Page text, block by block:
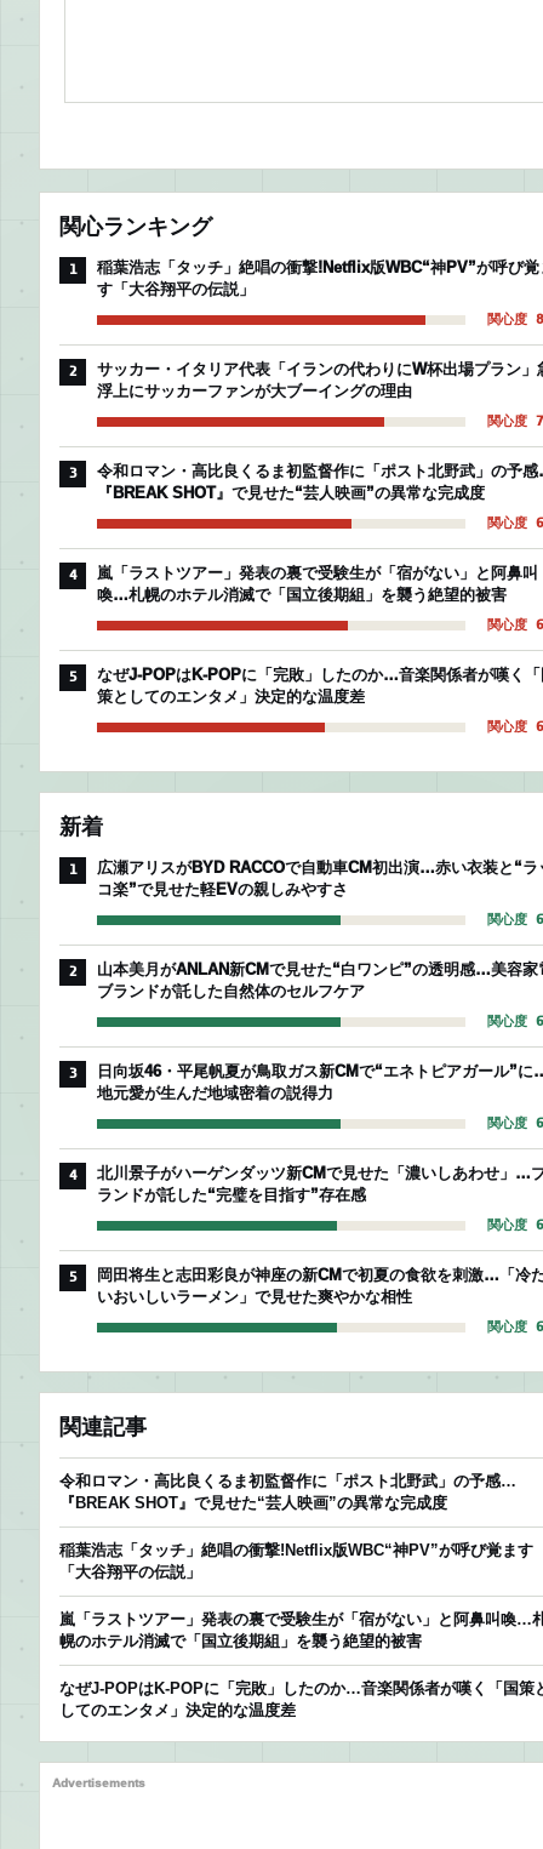
関心ランキング
1
稲葉浩志「タッチ」絶唱の衝撃!Netflix版WBC“神PV”が呼び覚
す「大谷翔平の伝説」
関心度
2
サッカー・イタリア代表「イランの代わりにW杯出場プラン」
浮上にサッカーファンが大ブーイングの理由
関心度
3
令和ロマン・高比良くるま初監督作に「ポスト北野武」の予
『BREAK SHOT』で見せた“芸人映画”の異常な完成度
関心度
4
嵐「ラストツアー」発表の裏で受験生が「宿がない」と阿鼻叫
喚…札幌のホテル消滅で「国立後期組」を襲う絶望的被害
関心度
5
なぜJ-POPはK-POPに「完敗」したのか…音楽関係者が嘆く
策としてのエンタメ」決定的な温度差
関心度
新着
1
広瀬アリスがBYD RACCOで自動車CM初出演…赤い衣装と“ラ
コ楽”で見せた軽EVの親しみやすさ
関心度
2
山本美月がANLAN新CMで見せた“白ワンピ”の透明感…美容家
ブランドが託した自然体のセルフケア
関心度
3
日向坂46・平尾帆夏が鳥取ガス新CMで“エネトピアガール”に
地元愛が生んだ地域密着の説得力
関心度
4
北川景子がハーゲンダッツ新CMで見せた「濃いしあわせ」…
ランドが託した“完璧を目指す”存在感
関心度
5
岡田将生と志田彩良が神座の新CMで初夏の食欲を刺激…「冷
いおいしいラーメン」で見せた爽やかな相性
関心度
関連記事
令和ロマン・高比良くるま初監督作に「ポスト北野武」の予感…
『BREAK SHOT』で見せた“芸人映画”の異常な完成度
稲葉浩志「タッチ」絶唱の衝撃!Netflix版WBC“神PV”が呼び覚ます
「大谷翔平の伝説」
嵐「ラストツアー」発表の裏で受験生が「宿がない」と阿鼻叫喚…
幌のホテル消滅で「国立後期組」を襲う絶望的被害
なぜJ-POPはK-POPに「完敗」したのか…音楽関係者が嘆く「国策
してのエンタメ」決定的な温度差
Advertisements